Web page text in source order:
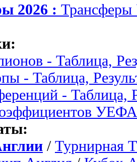
2026 :
- Таблица,
- Таблица,
- Таблица,
УЕФА
/ Турнирная